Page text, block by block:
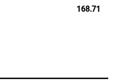
168.71